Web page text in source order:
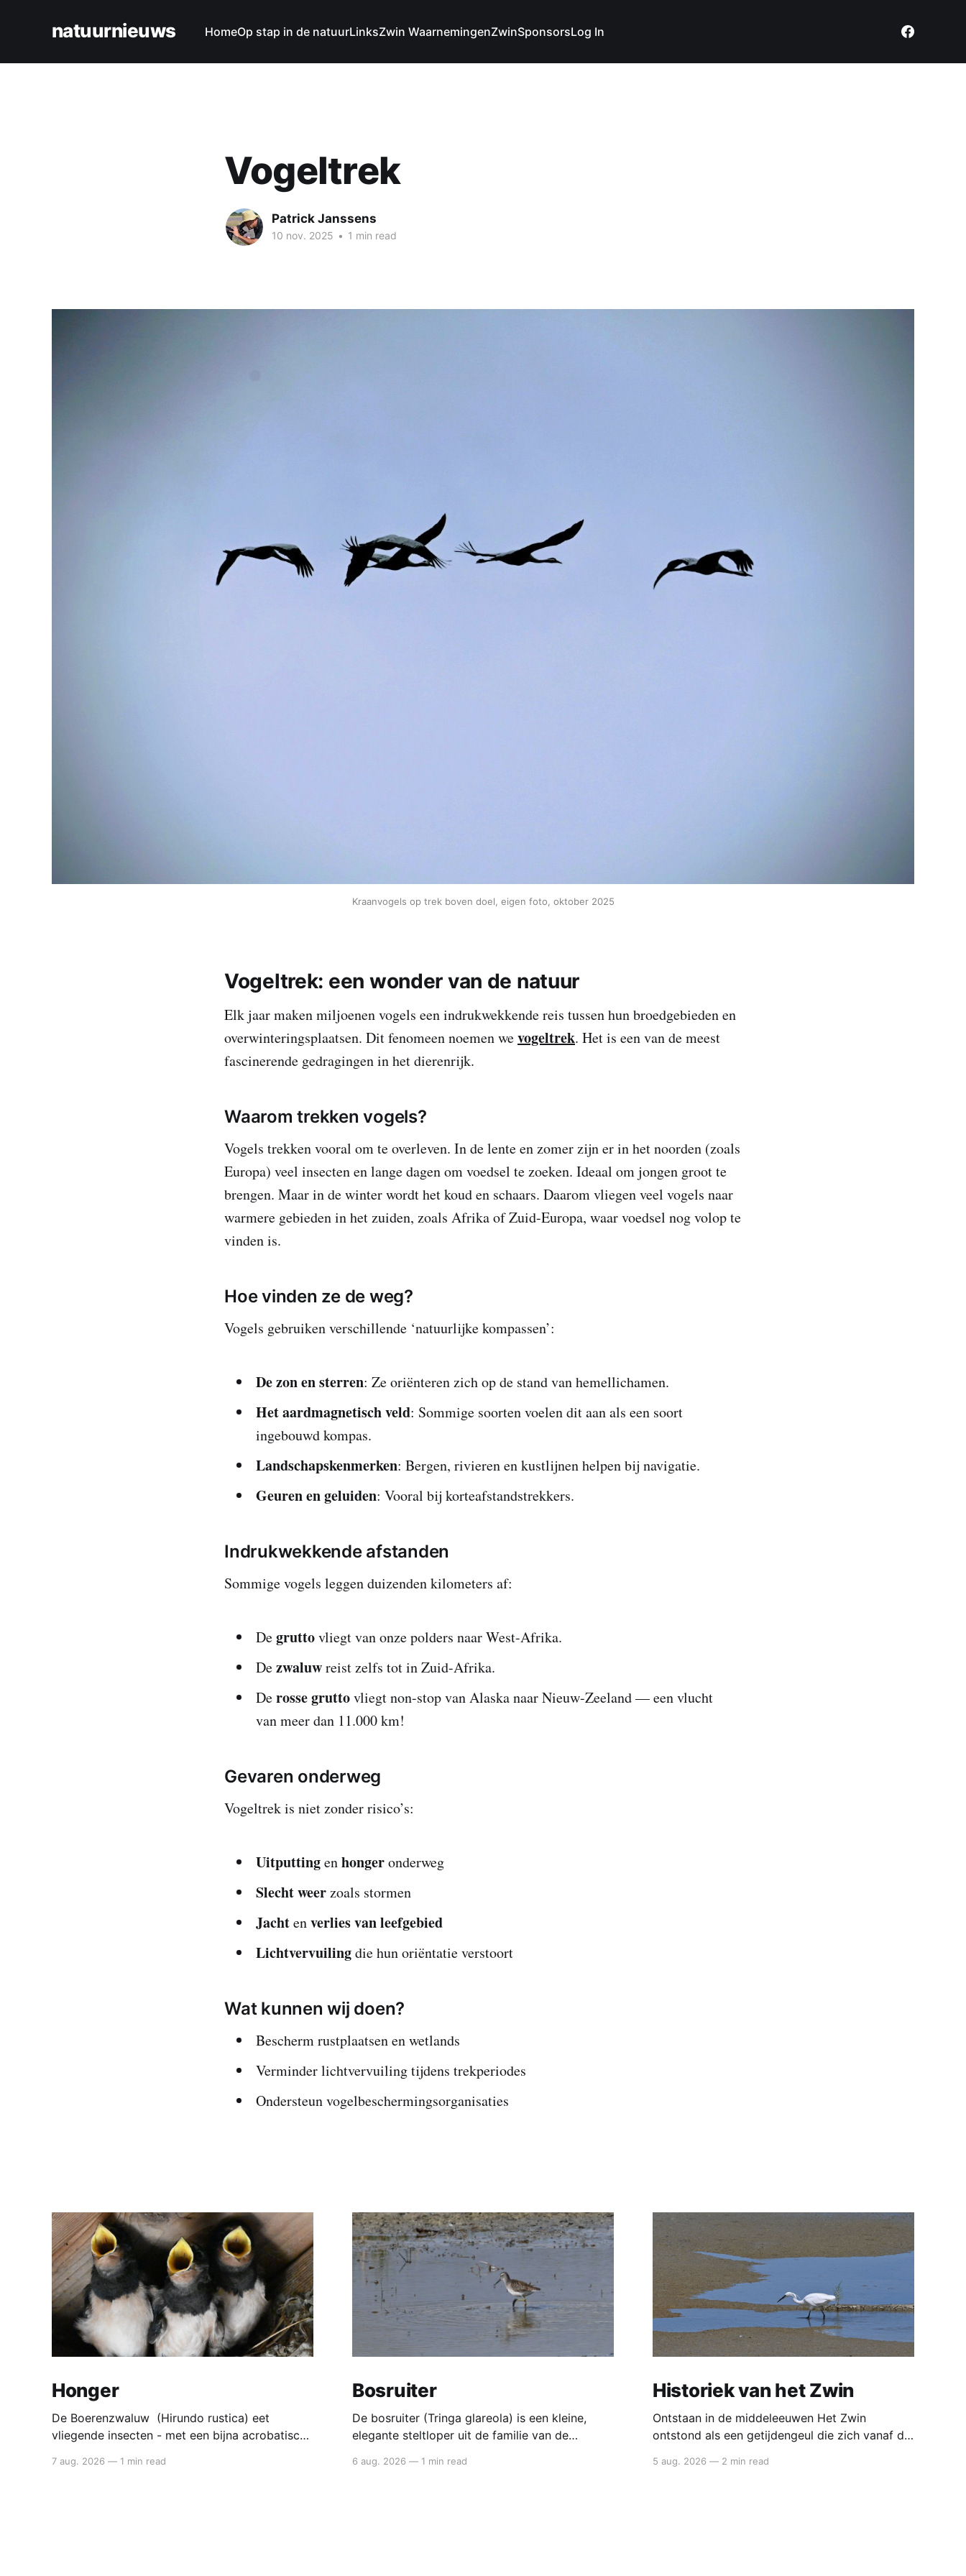
natuurnieuws HomeOp stap in de natuurLinksZwin WaarnemingenZwinSponsorsLog In
Vogeltrek
Patrick Janssens
10 nov. 2025 • 1 min read
Kraanvogels op trek boven doel, eigen foto, oktober 2025
Vogeltrek: een wonder van de natuur
Elk jaar maken miljoenen vogels een indrukwekkende reis tussen hun broedgebieden en
overwinteringsplaatsen. Dit fenomeen noemen wevogeltrek. Het is een van de meest
fascinerende gedragingen in het dierenrijk.
Waarom trekken vogels?
Vogels trekken vooral om te overleven. In de lente en zomer zijn er in het noorden (zoals
Europa) veel insecten en lange dagen om voedsel te zoeken. Ideaal om jongen groot te
brengen. Maar in de winter wordt het koud en schaars. Daarom vliegen veel vogels naar
warmere gebieden in het zuiden, zoals Afrika of Zuid-Europa, waar voedsel nog volop te
vinden is.
Hoe vinden ze de weg?
Vogels gebruiken verschillende ‘natuurlijke kompassen’:
De zon en sterren: Ze oriënteren zich op de stand van hemellichamen.
Het aardmagnetisch veld: Sommige soorten voelen dit aan als een soort
ingebouwd kompas.
Landschapskenmerken: Bergen, rivieren en kustlijnen helpen bij navigatie.
Geuren en geluiden: Vooral bij korteafstandstrekkers.
Indrukwekkende afstanden
Sommige vogels leggen duizenden kilometers af:
Degruttovliegt van onze polders naar West-Afrika.
Dezwaluwreist zelfs tot in Zuid-Afrika.
Derosse gruttovliegt non-stop van Alaska naar Nieuw-Zeeland — een vlucht
van meer dan 11.000 km!
Gevaren onderweg
Vogeltrek is niet zonder risico’s:
Uitputtingenhongeronderweg
Slecht weerzoals stormen
Jachtenverlies van leefgebied
Lichtvervuilingdie hun oriëntatie verstoort
Wat kunnen wij doen?
Bescherm rustplaatsen en wetlands
Verminder lichtvervuiling tijdens trekperiodes
Ondersteun vogelbeschermingsorganisaties
Honger
De Boerenzwaluw (Hirundo rustica) eet
vliegende insecten - met een bijna acrobatische
van de boerenzwaluw De boerenzwaluw jaagt
7 aug. 2026 — 1 min read
Bosruiter
De bosruiter (Tringa glareola) is een kleine,
elegante steltloper uit de familie van de
en een typische doortrekker in België en
6 aug. 2026 — 1 min read
Historiek van het Zwin
Ontstaan in de middeleeuwen Het Zwin
ontstond als een getijdengeul die zich vanaf de
Door een combinatie van stormvloeden,
5 aug. 2026 — 2 min read